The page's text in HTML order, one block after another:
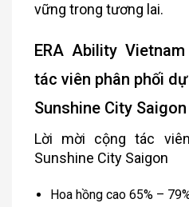
vững trong tương lai.
ERA Ability
tác viên phân phối
Sunshine City
Lời mời cộng tác
Sunshine City Saigon
Hoa hồng cao 65% –